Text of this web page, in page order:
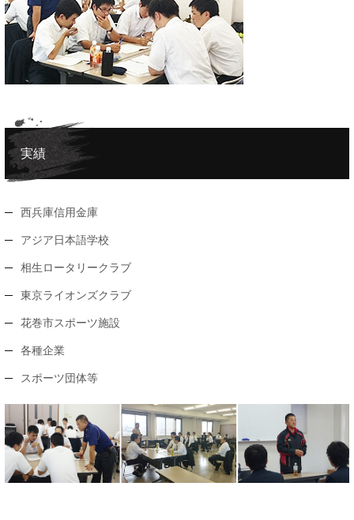
実績
西兵庫信用金庫
アジア日本語学校
相生ロータリークラブ
東京ライオンズクラブ
花巻市スポーツ施設
各種企業
スポーツ団体等